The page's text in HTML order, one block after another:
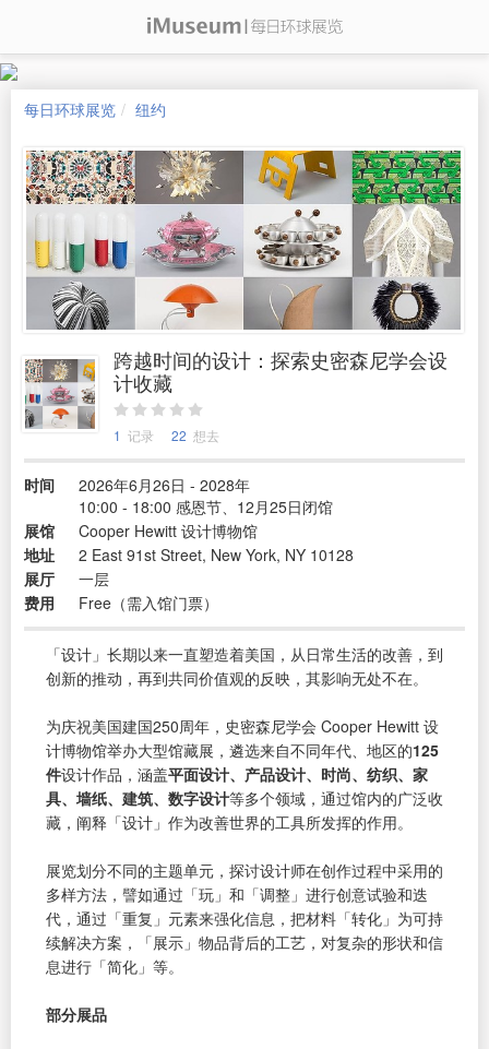
每日环球展览 纽约
跨越时间的设计：探索史密森尼学会设
计收藏
1 记录 22 想去
时间
2026年6月26日 - 2028年
10:00 - 18:00 感恩节、12月25日闭馆
展馆
Cooper Hewitt 设计博物馆
地址
2 East 91st Street, New York, NY 10128
展厅
一层
费用
Free（需入馆门票）
「设计」长期以来一直塑造着美国，从日常生活的改善，到
创新的推动，再到共同价值观的反映，其影响无处不在。
为庆祝美国建国250周年，史密森尼学会 Cooper Hewitt 设
计博物馆举办大型馆藏展，遴选来自不同年代、地区的125
件设计作品，涵盖平面设计、产品设计、时尚、纺织、家
具、墙纸、建筑、数字设计等多个领域，通过馆内的广泛收
藏，阐释「设计」作为改善世界的工具所发挥的作用。
展览划分不同的主题单元，探讨设计师在创作过程中采用的
多样方法，譬如通过「玩」和「调整」进行创意试验和迭
代，通过「重复」元素来强化信息，把材料「转化」为可持
续解决方案，「展示」物品背后的工艺，对复杂的形状和信
息进行「简化」等。
部分展品